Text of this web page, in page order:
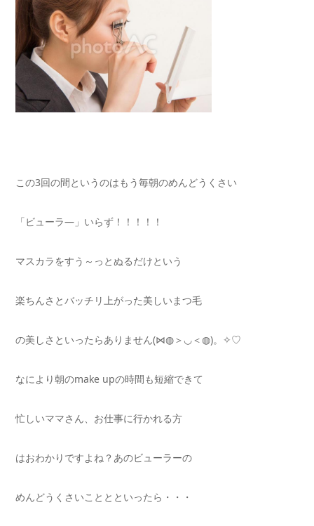
この3回の間というのはもう毎朝のめんどうくさい
「ビューラ―」いらず！！！！！
マスカラをすう～っとぬるだけという
楽ちんさとバッチリ上がった美しいまつ毛
の美しさといったらありません(⋈◍＞◡＜◍)。✧♡
なにより朝のmake upの時間も短縮できて
忙しいママさん、お仕事に行かれる方
はおわかりですよね？あのビューラーの
めんどうくさいこととといったら・・・